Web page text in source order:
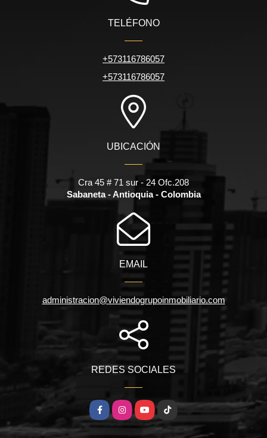
TELÉFONO
+573116786057
+573116786057
UBICACIÓN
Cra 45 # 71 sur - 24 Ofc.208
Sabaneta - Antioquia - Colombia
EMAIL
administracion@viviendogrupoinmobiliario.com
REDES SOCIALES
FacebookInstagramYouTubeTikTok